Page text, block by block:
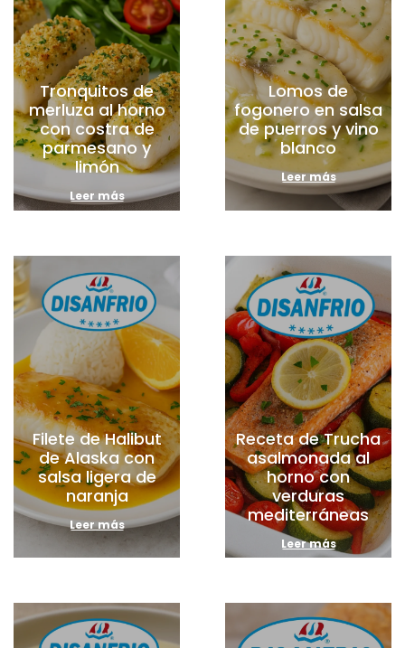
Tronquitos de
merluza al horno
con costra de
parmesano y
limón
Leer más
Lomos de
fogonero en salsa
de puerros y vino
blanco
Leer más
Filete de Halibut
de Alaska con
salsa ligera de
naranja
Leer más
Receta de Trucha
asalmonada al
horno con
verduras
mediterráneas
Leer más